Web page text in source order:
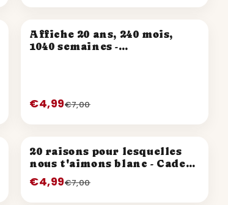
PROMO
Affiche 20 ans, 240 mois,
1040 semaines -
€4,99€7,00
PROMO
20 raisons pour lesquelles
nous t'aimons blanc - Cadeau
anniversaire 20 ans
€4,99€7,00